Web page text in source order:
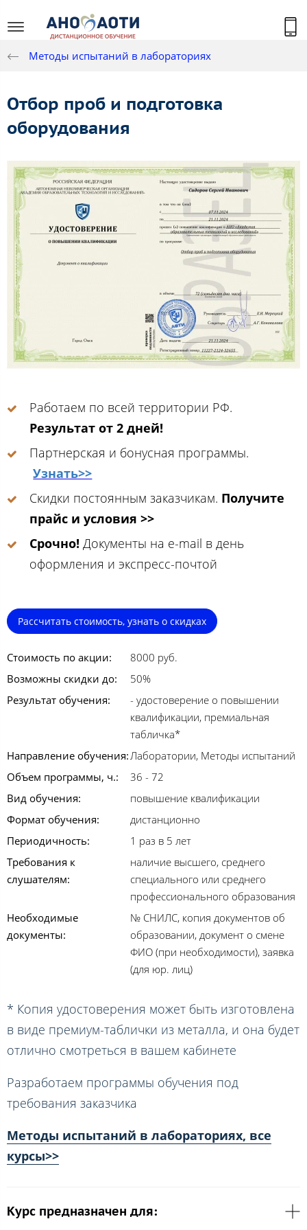
Методы испытаний в лабораториях
Отбор проб и подготовка
оборудования
Работаем по всей территории РФ.
Результат от 2 дней!
Партнерская и бонусная программы.
Узнать>>
Скидки постоянным заказчикам. Получите
прайс и условия >>
Срочно! Документы на e-mail в день
оформления и экспресс-почтой
Рассчитать стоимость, узнать о скидках
Стоимость по акции:
8000 руб.
Возможны скидки до:
50%
Результат обучения:
- удостоверение о повышении
квалификации, премиальная
табличка*
Направление обучения:Лаборатории, Методы испытаний
Объем программы, ч.:
36 - 72
Вид обучения:
повышение квалификации
Формат обучения:
дистанционно
Периодичность:
1 раз в 5 лет
Требования к
слушателям:
наличие высшего, среднего
специального или среднего
профессионального образования
Необходимые
документы:
№ СНИЛС, копия документов об
образовании, документ о смене
ФИО (при необходимости), заявка
(для юр. лиц)
* Копия удостоверения может быть изготовлена
в виде премиум-таблички из металла, и она будет
отлично смотреться в вашем кабинете
Разработаем программы обучения под
требования заказчика
Методы испытаний в лабораториях, все
курсы>>
Курс предназначен для: